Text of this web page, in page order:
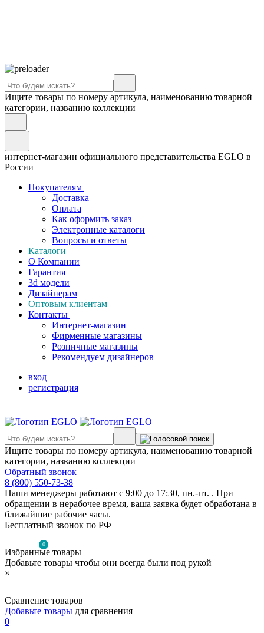
Ищите товары по номеру артикула, наименованию товарной
категории, названию коллекции
интернет-магазин официального представительства EGLO в
России
Покупателям
Доставка
Оплата
Как оформить заказ
Электронные каталоги
Вопросы и ответы
Каталоги
О Компании
Гарантия
3d модели
Дизайнерам
Оптовым клиентам
Контакты
Интернет-магазин
Фирменные магазины
Розничные магазины
Рекомендуем дизайнеров
вход
регистрация
Ищите товары по номеру артикула, наименованию товарной
категории, названию коллекции
Обратный звонок
8 (800) 550-73-38
Наши менеджеры работают с 9:00 до 17:30, пн.-пт. . При
обращении в нерабочее время, ваша заявка будет обработана в
ближайшие рабочие часы.
Бесплатный звонок по РФ
0
Избранные товары
Добавьте товары чтобы они всегда были под рукой
×
Сравнение товаров
Добавьте товары для сравнения
0